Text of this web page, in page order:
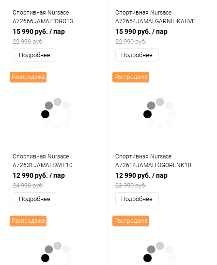
Спортивная Nursace
A72666JAMALTOGO13
15 990 руб. / пар
22 990 руб.
Подробнее
Спортивная Nursace
A72654JAMALGARNILIKAHVE
15 990 руб. / пар
22 990 руб.
Подробнее
Распродажа
Спортивная Nursace
A72631JAMALSWIF10
12 990 руб. / пар
24 990 руб.
Подробнее
Распродажа
Спортивная Nursace
A72614JAMALTOGORENK10
12 990 руб. / пар
23 990 руб.
Подробнее
Распродажа Распродажа